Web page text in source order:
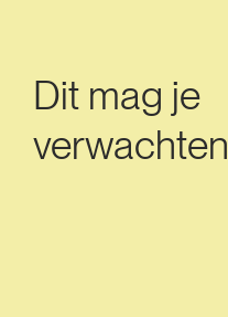
Dit mag je
verwachten